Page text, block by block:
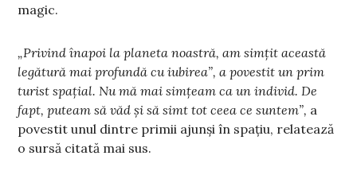
magic.
„Privind înapoi la planeta noastră, am simțit această
legătură mai profundă cu iubirea”, a povestit un prim
turist spațial. Nu mă mai simțeam ca un individ. De
fapt, puteam să văd și să simt tot ceea ce suntem”, a
povestit unul dintre primii ajunși în spațiu, relatează
o sursă citată mai sus.